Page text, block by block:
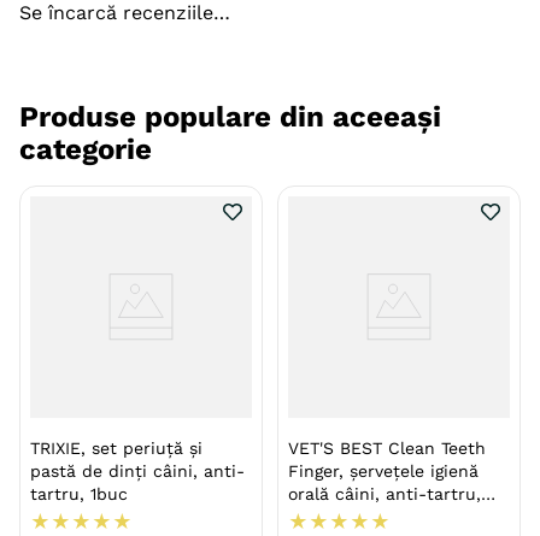
Se încarcă recenziile…
Produse populare din aceeași
categorie
TRIXIE, set periuță și
pastă de dinți câini, anti-
tartru, 1buc
★ ★ ★ ★ ★
VET'S BEST Clean Teeth
Finger, șervețele igienă
orală câini, anti-tartru,
împrospătarea respirației,
★ ★ ★ ★ ★